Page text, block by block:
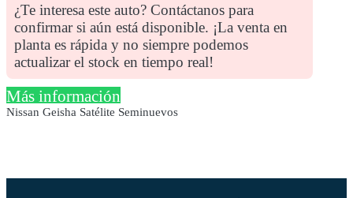
¿Te interesa este auto? Contáctanos para
confirmar si aún está disponible. ¡La venta en
planta es rápida y no siempre podemos
actualizar el stock en tiempo real!
Más información
Nissan Geisha Satélite Seminuevos